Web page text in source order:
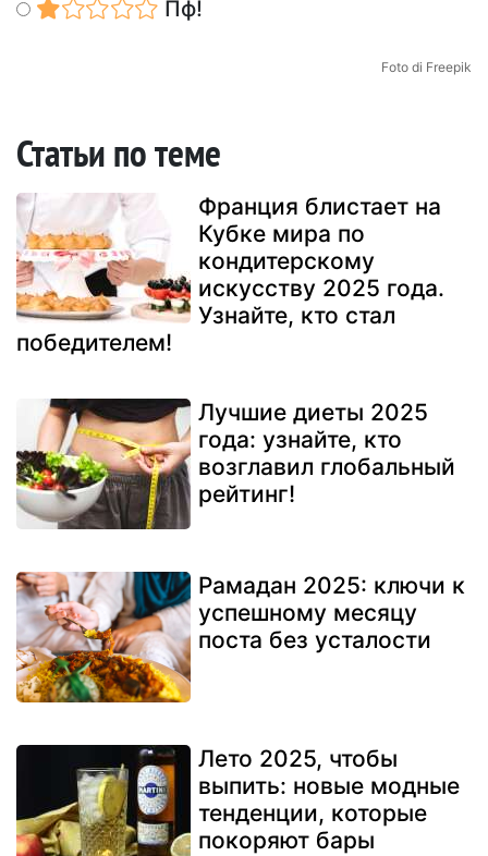
Пф!
Foto di Freepik
Статьи по теме
Франция блистает на
Кубке мира по
кондитерскому
искусству 2025 года.
Узнайте, кто стал
победителем!
Лучшие диеты 2025
года: узнайте, кто
возглавил глобальный
рейтинг!
Рамадан 2025: ключи к
успешному месяцу
поста без усталости
Лето 2025, чтобы
выпить: новые модные
тенденции, которые
покоряют бары